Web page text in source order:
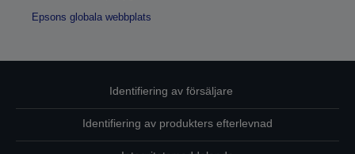
Epsons globala webbplats
Identifiering av försäljare
Identifiering av produkters efterlevnad